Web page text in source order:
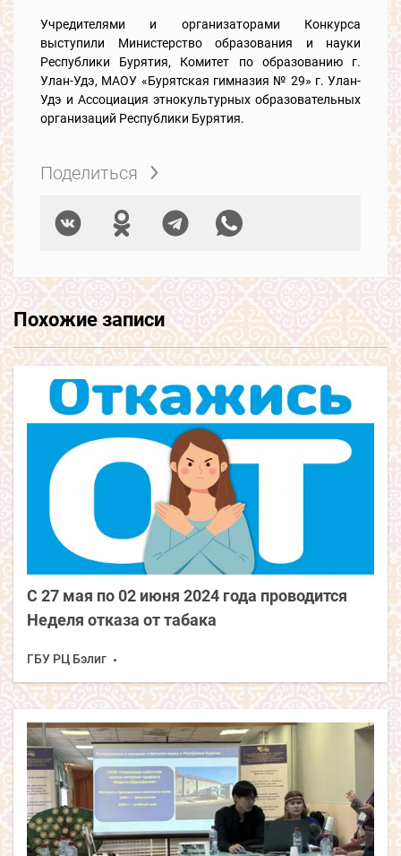
Учредителями и организаторами Конкурса
выступили Министерство образования и науки
Республики Бурятия, Комитет по образованию г.
Улан-Удэ, МАОУ «Бурятская гимназия № 29» г. Улан-
Удэ и Ассоциация этнокультурных образовательных
организаций Республики Бурятия.
Поделиться
Похожие записи
C 27 мая по 02 июня 2024 года проводится
Неделя отказа от табака
ГБУ РЦ Бэлиг